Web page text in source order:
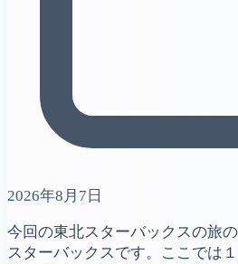
2026年8月7日
今回の東北スターバックスの旅
スターバックスです。ここでは